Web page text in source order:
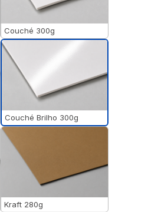
Couché 300g
Couché Brilho 300g
Kraft 280g